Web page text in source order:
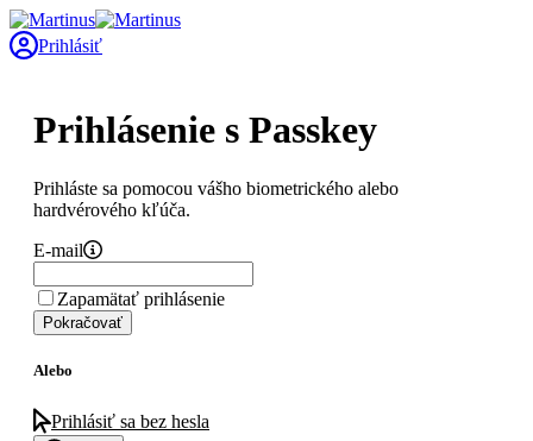
Prihlásiť
Prihlásenie s Passkey
Prihláste sa pomocou vášho biometrického alebo
hardvérového kľúča.
E-mail
Zapamätať prihlásenie
Pokračovať
Alebo
Prihlásiť sa bez hesla